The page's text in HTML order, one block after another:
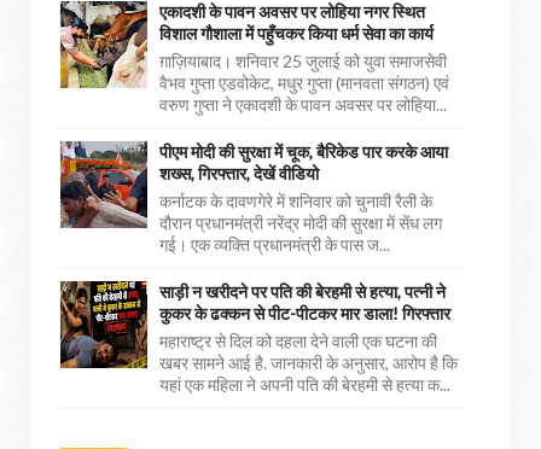
एकादशी के पावन अवसर पर लोहिया नगर स्थित
विशाल गौशाला में पहुँचकर किया धर्म सेवा का कार्य
ग़ाज़ियाबाद। शनिवार 25 जुलाई को युवा समाजसेवी
वैभव गुप्ता एडवोकेट, मधुर गुप्ता (मानवता संगठन) एवं
वरुण गुप्ता ने एकादशी के पावन अवसर पर लोहिया...
पीएम मोदी की सुरक्षा में चूक, बैरिकेड पार करके आया
शख्स, गिरफ्तार, देखें वीडियो
कर्नाटक के दावणगेरे में शनिवार को चुनावी रैली के
दौरान प्रधानमंत्री नरेंद्र मोदी की सुरक्षा में सेंध लग
गई। एक व्यक्ति प्रधानमंत्री के पास ज...
साड़ी न खरीदने पर पति की बेरहमी से हत्या, पत्नी ने
कुकर के ढक्कन से पीट-पीटकर मार डाला! गिरफ्तार
महाराष्ट्र से दिल को दहला देने वाली एक घटना की
खबर सामने आई है. जानकारी के अनुसार, आरोप है कि
यहां एक महिला ने अपनी पति की बेरहमी से हत्या क...